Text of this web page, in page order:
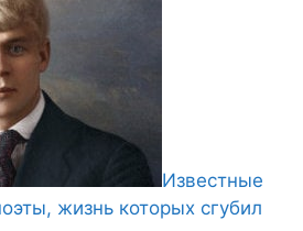
Известные
жизнь которых сгубил